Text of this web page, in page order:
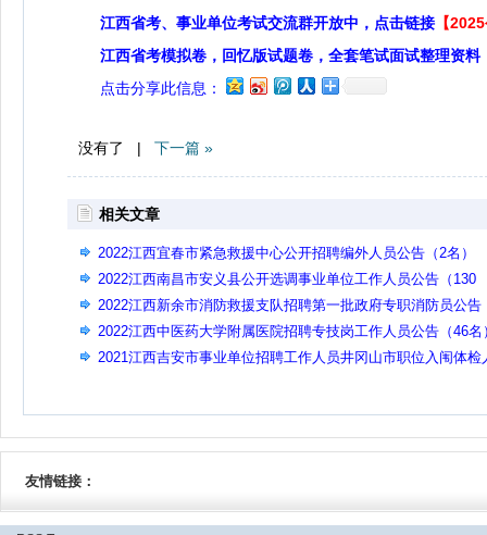
江西省考、事业单位考试交流群开放中，点击链接 【
江西省考模拟卷，回忆版试题卷，全套笔试面试整理资料
点击分享此信息：
没有了 | 下一篇 »
相关文章
2022江西宜春市紧急救援中心公开招聘编外人员公告（2名）
2022江西南昌市安义县公开选调事业单位工作人员公告（130
名）
2022江西新余市消防救援支队招聘第一批政府专职消防员公告
（30名）
2022江西中医药大学附属医院招聘专技岗工作人员公告（46名
2021江西吉安市事业单位招聘工作人员井冈山市职位入闱体检
友情链接：